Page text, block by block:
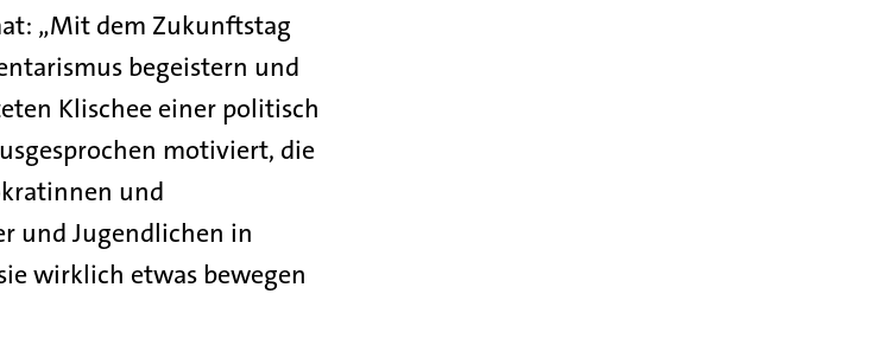
„Mit dem Zukunftstag
begeistern und
Klischee einer politisch
motiviert, die
und
und Jugendlichen in
wirklich etwas bewegen